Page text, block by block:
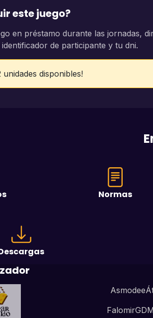
este juego?
en préstamo durante las jornadas,
de participante y tu dni.
unidades disponibles!
Normas
Asmodee
FalomirGDM